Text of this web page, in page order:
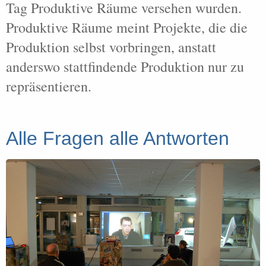
Tag Produktive Räume versehen wurden.
Produktive Räume meint Projekte, die die
Produktion selbst vorbringen, anstatt
anderswo stattfindende Produktion nur zu
repräsentieren.
Alle Fragen alle Antworten